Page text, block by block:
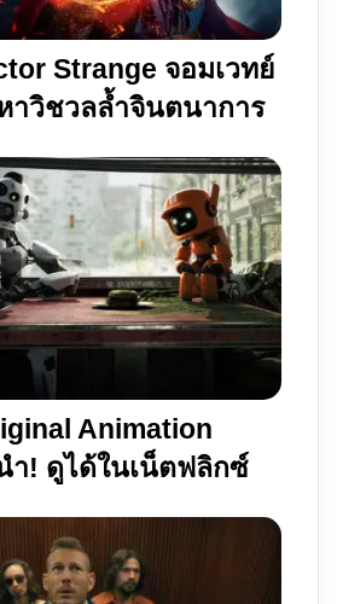
Strange จอมเวทย์
าวิชวลล้ำจินตนาการ
Animation
ำ! ดูได้ในเน็ตฟลิกซ์